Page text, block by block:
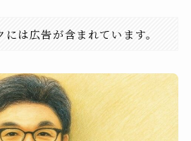
は広告が含まれています。